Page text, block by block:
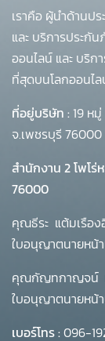
เราคือ ผู้นำด้านป
และ บริการประกั
ออนไลน์ และ บริ
ที่สุดบนโลกออนไ
ที่อยู่บริษัท : 19 ห
จ.เพชรบุรี 76000
สำนักงาน 2 โพโร่
76000
คุณธีระ แต้มเรือง
ใบอนุญาตนายหน้
คุณกัญทกาญจน์
ใบอนุญาตนายหน้
เบอร์โทร :096-